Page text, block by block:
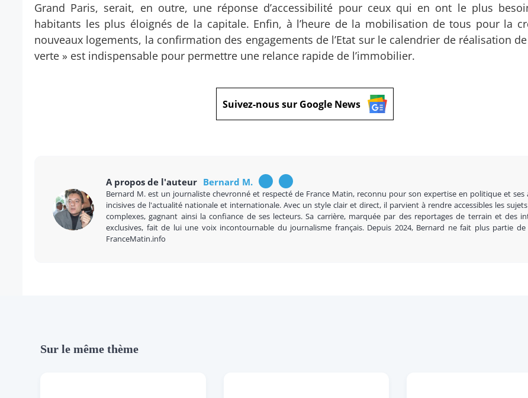
Grand Paris, serait, en outre, une réponse d’accessibilité pour ceux qui en ont le plus
habitants les plus éloignés de la capitale. Enfin, à l’heure de la mobilisation de tous pour la
nouveaux logements, la confirmation des engagements de l’Etat sur le calendrier de réalisation
verte » est indispensable pour permettre une relance rapide de l’immobilier.
Suivez-nous sur Google News
A propos de l'auteur Bernard M.
Bernard M. est un journaliste chevronné et respecté de France Matin, reconnu pour son expertise en politique et ses
incisives de l'actualité nationale et internationale. Avec un style clair et direct, il parvient à rendre accessibles les
complexes, gagnant ainsi la confiance de ses lecteurs. Sa carrière, marquée par des reportages de terrain et des
exclusives, fait de lui une voix incontournable du journalisme français. Depuis 2024, Bernard ne fait plus partie de
FranceMatin.info
Sur le même thème